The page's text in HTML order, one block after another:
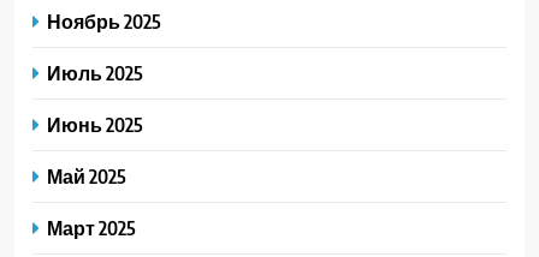
Ноябрь 2025
Июль 2025
Июнь 2025
Май 2025
Март 2025